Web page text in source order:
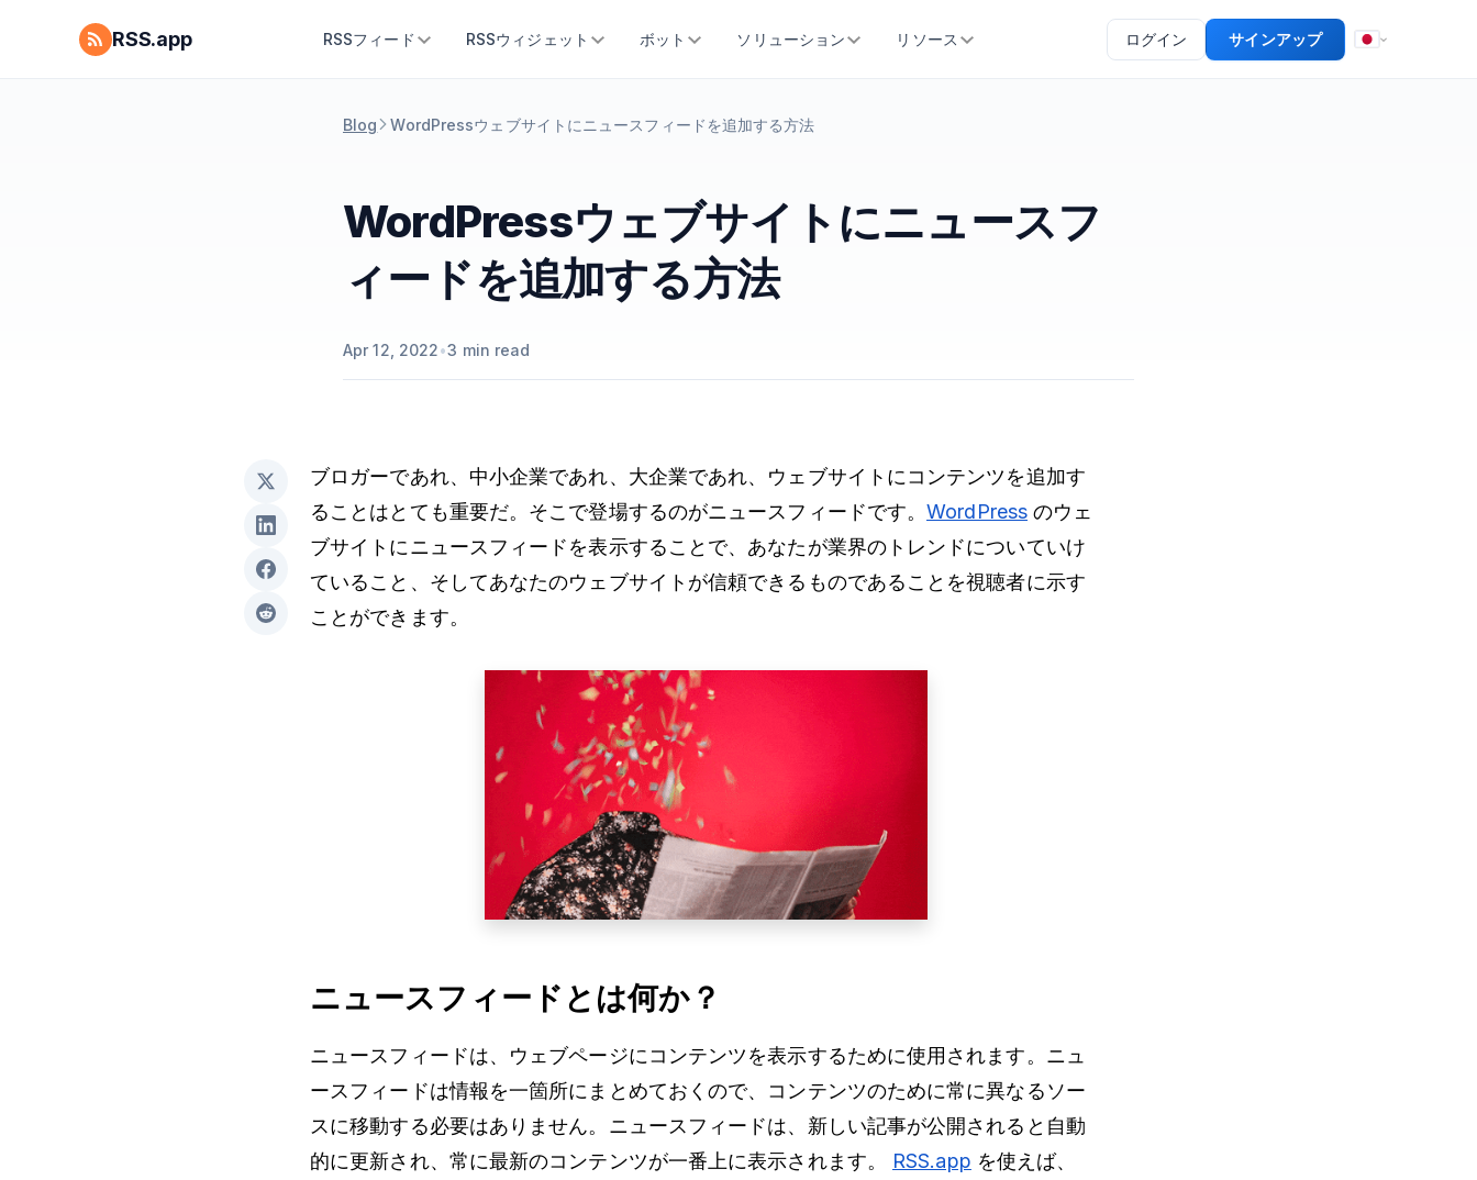
RSS.app RSSフィード RSSウィジェット ボット ソリューション リソース ログイン サインアップ
Blog WordPressウェブサイトにニュースフィードを追加する方法
WordPressウェブサイトにニュースフ
ィードを追加する方法
Apr 12, 2022•3 min read
ブロガーであれ、中小企業であれ、大企業であれ、ウェブサイトにコンテンツを追加す
ることはとても重要だ。そこで登場するのがニュースフィードです。WordPress のウェ
ブサイトにニュースフィードを表示することで、あなたが業界のトレンドについていけ
ていること、そしてあなたのウェブサイトが信頼できるものであることを視聴者に示す
ことができます。
ニュースフィードとは何か？
ニュースフィードは、ウェブページにコンテンツを表示するために使用されます。ニュ
ースフィードは情報を一箇所にまとめておくので、コンテンツのために常に異なるソー
スに移動する必要はありません。ニュースフィードは、新しい記事が公開されると自動
的に更新され、常に最新のコンテンツが一番上に表示されます。 RSS.app を使えば、